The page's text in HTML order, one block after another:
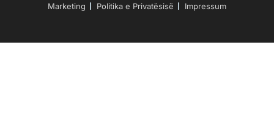
Marketing Politika e Privatësisë Impressum